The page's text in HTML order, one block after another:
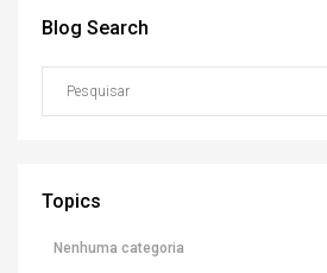
Blog Search
Topics
Nenhuma categoria